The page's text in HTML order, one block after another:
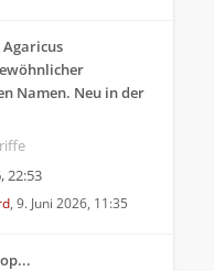
Agaricus
Namen. Neu in der
22:53
, 9. Juni 2026, 11:35